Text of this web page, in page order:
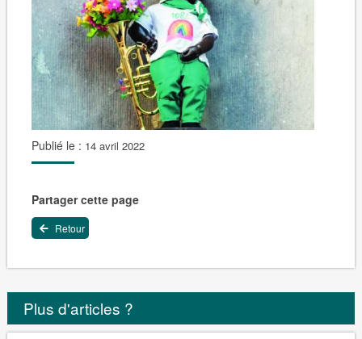
Publié le : 14 avril 2022
Partager cette page
Retour
Plus d'articles ?